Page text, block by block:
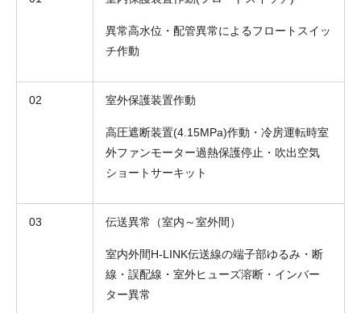
異常高水位・配管異常によるフロートスイッ
チ作動
02 室外保護装置作動
高圧遮断装置(4.15MPa)作動・冷房運転時室
外ファンモーター過熱保護停止・吹出空気
ショートサーキット
03 伝送異常（室内～室外間）
室内外間H-LINK伝送線の端子部ゆるみ・断
線・誤配線・室外ヒューズ溶断・インバー
ター異常